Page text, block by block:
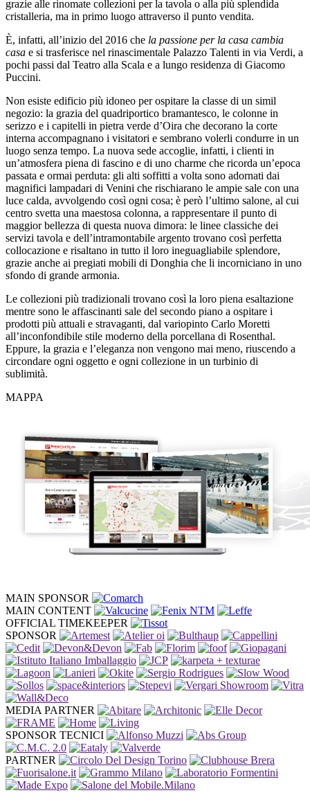
grazie alle rinomate collezioni per la tavola o alla più splendida
cristalleria, ma in primo luogo attraverso il punto vendita.
È, infatti, all’inizio del 2016 che la passione per la casa cambia
casa e si trasferisce nel rinascimentale Palazzo Talenti in via Verdi, a
pochi passi dal Teatro alla Scala e a lungo residenza di Giacomo
Puccini.
Non esiste edificio più idoneo per ospitare la classe di un simil
negozio: la grazia del quadriportico bramantesco, le colonne in
serizzo e i capitelli in pietra verde d’Oira che decorano la corte
interna accompagnano i visitatori e sembrano volerli condurre in un
luogo senza tempo. La nuova sede accoglie, infatti, i clienti in
un’atmosfera piena di fascino e di uno charme che ricorda un’epoca
passata e ormai perduta: gli alti soffitti a volta sono adornati dai
magnifici lampadari di Venini che rischiarano le ampie sale con una
luce calda, avvolgendo così ogni cosa; è però l’ultimo salone, al cui
centro svetta una maestosa colonna, a rappresentare il punto di
maggior bellezza di questa nuova dimora: le linee classiche dei
servizi tavola e dell’intramontabile argento trovano così perfetta
collocazione e risaltano in tutto il loro ineguagliabile splendore,
grazie anche ai pregiati mobili di Donghia che li incorniciano in uno
sfondo di grande armonia.
Le collezioni più tradizionali trovano così la loro piena esaltazione
mentre sono le affascinanti sale del secondo piano a ospitare i
prodotti più attuali e stravaganti, dal variopinto Carlo Moretti
all’inconfondibile stile moderno della porcellana di Rosenthal.
Eppure, la grazia e l’eleganza non vengono mai meno, riuscendo a
circondare ogni oggetto e ogni collezione in un turbinio di
sublimità.
MAPPA
Via Verdi, 6
This page can't load Google Maps correctly.
Do you own this website? OK
MAIN SPONSOR
MAIN CONTENT
OFFICIAL TIMEKEEPER
SPONSOR
MEDIA PARTNER
SPONSOR TECNICI
PARTNER